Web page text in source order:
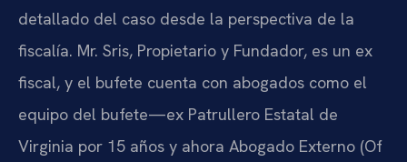
detallado del caso desde la perspectiva de la
fiscalía. Mr. Sris, Propietario y Fundador, es un ex
fiscal, y el bufete cuenta con abogados como el
equipo del bufete—ex Patrullero Estatal de
Virginia por 15 años y ahora Abogado Externo (Of